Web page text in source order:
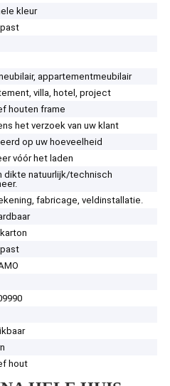
kleur
appartementmeubilair
villa, hotel, project
houten frame
het verzoek van uw klant
op uw hoeveelheid
vóór het laden
dikte natuurlijk/technisch
fabricage, veldinstallatie.
hout